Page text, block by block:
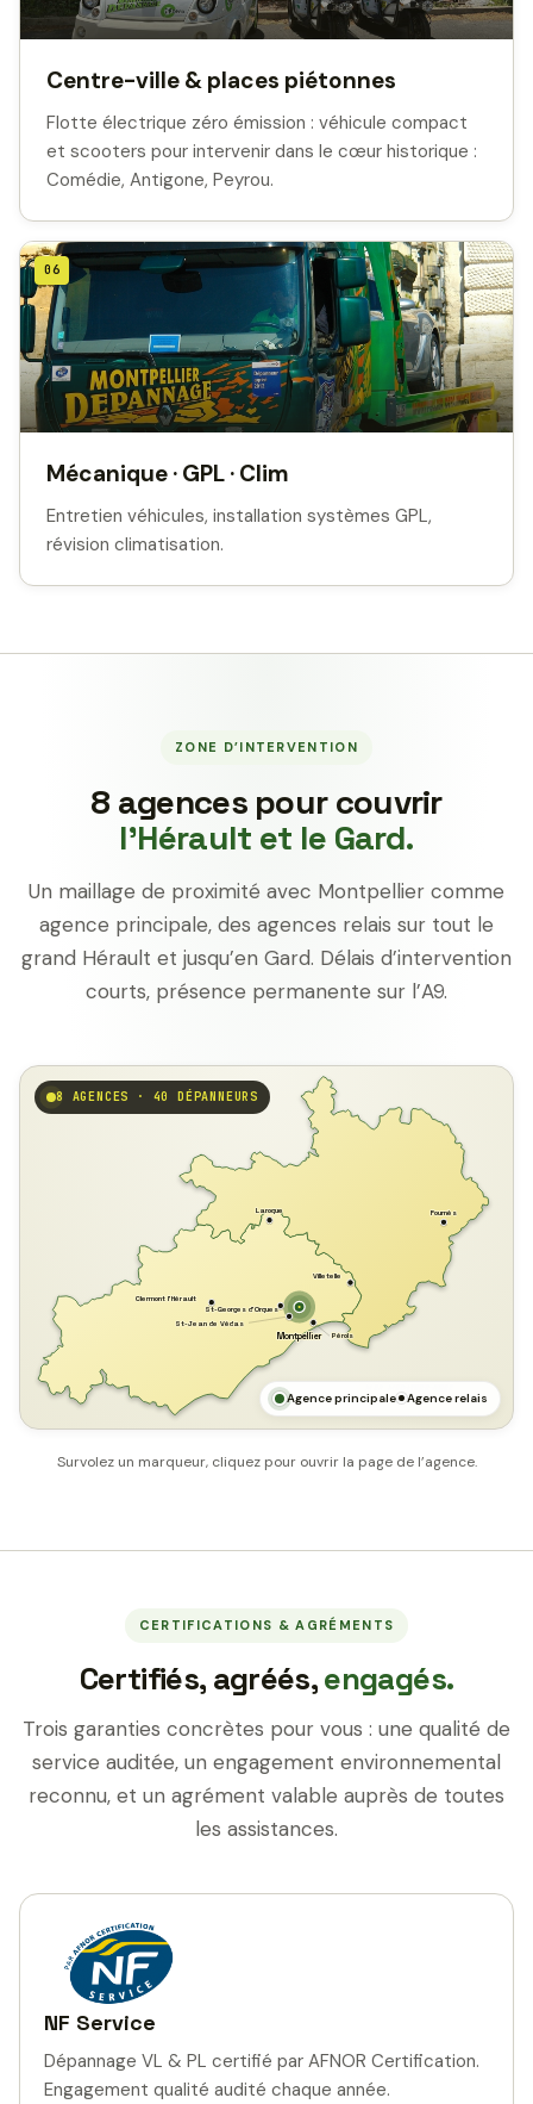
Centre-ville & places piétonnes
Flotte électrique zéro émission : véhicule compact
et scooters pour intervenir dans le cœur historique :
Comédie, Antigone, Peyrou.
06
Mécanique · GPL · Clim
Entretien véhicules, installation systèmes GPL,
révision climatisation.
ZONE D’INTERVENTION
8 agences pour couvrir
l’Hérault et le Gard.
Un maillage de proximité avec Montpellier comme
agence principale, des agences relais sur tout le
grand Hérault et jusqu’en Gard. Délais d’intervention
courts, présence permanente sur l’A9.
Montpellier Pérols
Laroque Fournès
Villetelle
St-Georges d'Orques
Clermont l'Hérault
St-Jean de Védas
8 AGENCES · 40 DÉPANNEURS
Agence principale Agence relais
Survolez un marqueur, cliquez pour ouvrir la page de l’agence.
CERTIFICATIONS & AGRÉMENTS
Certifiés, agréés,engagés.
Trois garanties concrètes pour vous : une qualité de
service auditée, un engagement environnemental
reconnu, et un agrément valable auprès de toutes
les assistances.
NF Service
Dépannage VL & PL certifié par AFNOR Certification.
Engagement qualité audité chaque année.